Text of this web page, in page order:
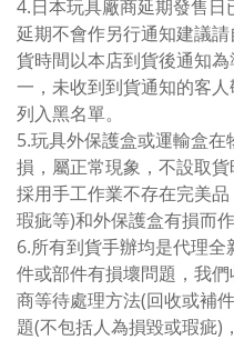
4.日本玩具廠商延期發售日
延期不會作另行通知建議
貨時間以本店到貨後通知
一，未收到到貨通知的客
列入黑名單。
5.玩具外保護盒或運輸盒
損，屬正常現象，不設取
採用手工作業不存在完美
瑕疵等)和外保護盒有損而
6.所有到貨手辦均是代理
件或部件有損壞問題，我
商等待處理方法(回收或補
題(不包括人為損毀或瑕疵)